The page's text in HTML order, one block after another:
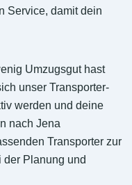
Service, damit dein
Umzugsgut hast
unser Transporter-
werden und deine
nach Jena
Transporter zur
der Planung und